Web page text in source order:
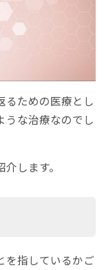
るための医療とし
うな治療なのでし
します。
を指しているかご